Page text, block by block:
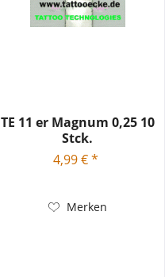
TE 11 er Magnum 0,25 10
Stck.
4,99 € *
Merken